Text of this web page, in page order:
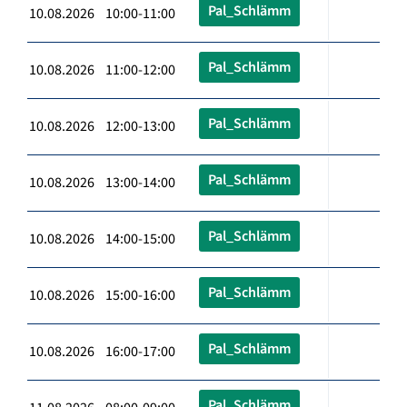
10.08.2026 10:00-11:00 Pal_Schlämm
10.08.2026 11:00-12:00 Pal_Schlämm
10.08.2026 12:00-13:00 Pal_Schlämm
10.08.2026 13:00-14:00 Pal_Schlämm
10.08.2026 14:00-15:00 Pal_Schlämm
10.08.2026 15:00-16:00 Pal_Schlämm
10.08.2026 16:00-17:00 Pal_Schlämm